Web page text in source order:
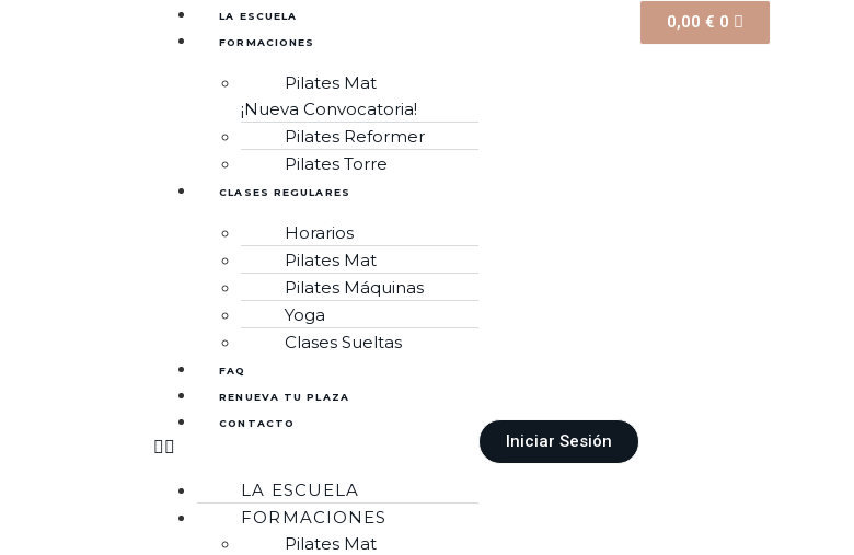
LA ESCUELA
FORMACIONES
Pilates Mat
¡Nueva Convocatoria!
Pilates Reformer
Pilates Torre
CLASES REGULARES
Horarios
Pilates Mat
Pilates Máquinas
Yoga
Clases Sueltas
FAQ
RENUEVA TU PLAZA
CONTACTO
LA ESCUELA
FORMACIONES
Pilates Mat
Iniciar Sesión
0,00 € 0